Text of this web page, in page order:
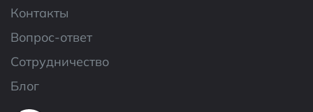
Контакты
Вопрос-ответ
Сотрудничество
Блог